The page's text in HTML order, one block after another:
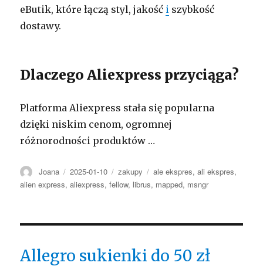
eButik, które łączą styl, jakość i szybkość
dostawy.
Dlaczego Aliexpress przyciąga?
Platforma Aliexpress stała się popularna
dzięki niskim cenom, ogromnej
różnorodności produktów …
Autor
Joana Opublikowano
2025-01-10 Kategorie
zakupy Tagi
ale ekspres,ali ekspres,
alien express,aliexpress,fellow, librus, mapped, msngr
Allegro sukienki do 50 zł